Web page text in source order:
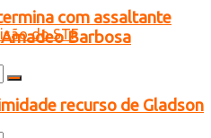
recurso de Gladson
com assaltante
Barbosa